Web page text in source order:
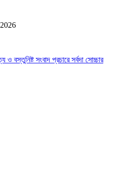
বস্তুনিষ্ট সংবাদ প্রচারে সর্বদা সোচ্চার